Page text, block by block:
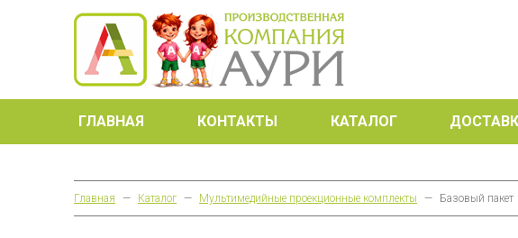
ГЛАВНАЯ КОНТАКТЫ КАТАЛОГ
Главная — Каталог — Мультимедийные проекционные комплекты — Базовый пакет